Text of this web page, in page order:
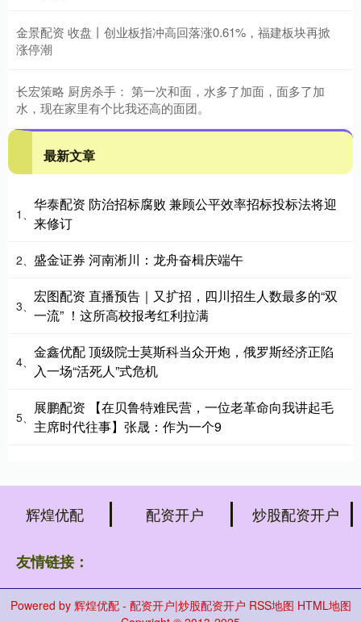
金景配资 收盘丨创业板指冲高回落涨0.61%，福建板块再掀
涨停潮
长宏策略 厨房杀手： 第一次和面，水多了加面，面多了加
水，现在家里有个比我还高的面团。
最新文章
1、
华泰配资 防治招标腐败 兼顾公平效率招标投标法将迎
来修订
2、 盛金证券 河南淅川：龙舟奋楫庆端午
3、
宏图配资 直播预告｜又扩招，四川招生人数最多的“双
一流” ！这所高校报考红利拉满
4、
金鑫优配 顶级院士莫斯科当众开炮，俄罗斯经济正陷
入一场“活死人”式危机
5、
展鹏配资 【在贝鲁特难民营，一位老革命向我讲起毛
主席时代往事】张晟：作为一个9
辉煌优配 配资开户 炒股配资开户
友情链接：
Powered by 辉煌优配 - 配资开户|炒股配资开户 RSS地图 HTML地图